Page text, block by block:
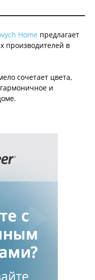
Home предлагает
производителей в
сочетает цвета,
и